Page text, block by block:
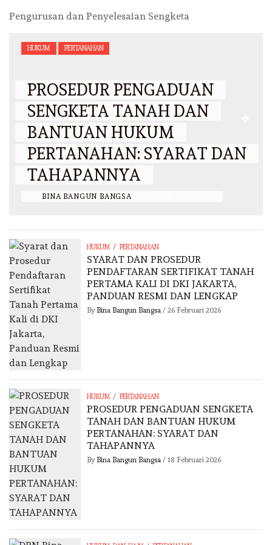
Pengurusan dan Penyelesaian Sengketa
HUKUM PERTANAHAN
PROSEDUR PENGADUAN
SENGKETA TANAH DAN
BANTUAN HUKUM
PERTANAHAN: SYARAT DAN
TAHAPANNYA
BINA BANGUN BANGSA
HUKUM / PERTANAHAN
SYARAT DAN PROSEDUR
PENDAFTARAN SERTIFIKAT TANAH
PERTAMA KALI DI DKI JAKARTA,
PANDUAN RESMI DAN LENGKAP
By Bina Bangun Bangsa/ 26 Februari 2026
HUKUM / PERTANAHAN
PROSEDUR PENGADUAN SENGKETA
TANAH DAN BANTUAN HUKUM
PERTANAHAN: SYARAT DAN
TAHAPANNYA
By Bina Bangun Bangsa/ 18 Februari 2026